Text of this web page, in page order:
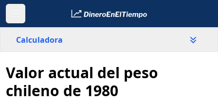
Calculadora
Chile
País
Valor actual del peso
chileno de 1980